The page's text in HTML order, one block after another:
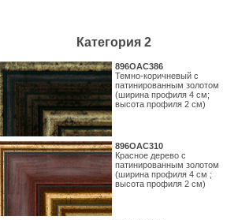
Категория 2
896OAC386
Темно-коричневый с
патинированным золотом
(ширина профиля 4 см;
высота профиля 2 см)
896OAC310
Красное дерево с
патинированным золотом
(ширина профиля 4 см ;
высота профиля 2 см)